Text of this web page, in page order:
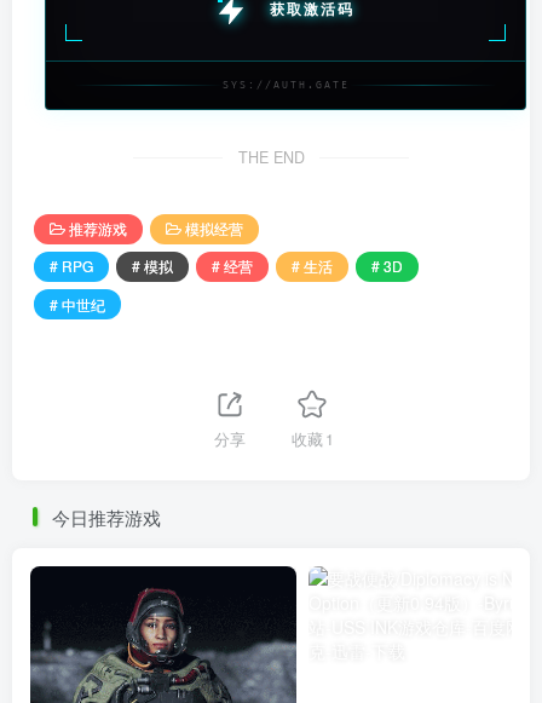
获取激活码
SYS://AUTH.GATE
THE END
推荐游戏
模拟经营
# RPG
# 模拟 # 经营 # 生活
# 3D
# 中世纪
分享 收藏 1
今日推荐游戏